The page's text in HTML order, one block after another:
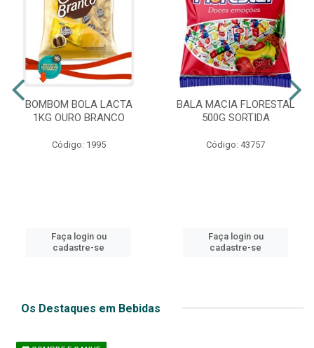
BOMBOM BOLA LACTA
1KG OURO BRANCO
Código: 1995
Faça login ou
cadastre-se
BALA MACIA FLORESTAL
500G SORTIDA
Código: 43757
Faça login ou
cadastre-se
Os Destaques em Bebidas